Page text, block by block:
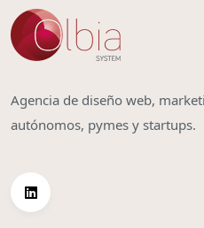
Agencia de diseño web,
autónomos, pymes y startups.